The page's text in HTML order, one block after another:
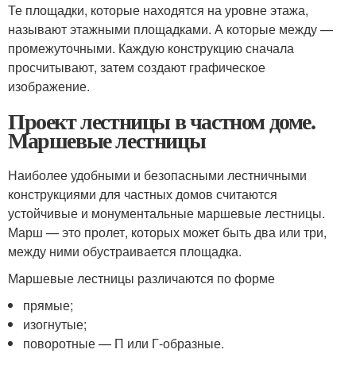
Те площадки, которые находятся на уровне этажа,
называют этажными площадками. А которые между —
промежуточными. Каждую конструкцию сначала
просчитывают, затем создают графическое
изображение.
Проект лестницы в частном доме.
Маршевые лестницы
Наиболее удобными и безопасными лестничными
конструкциями для частных домов считаются
устойчивые и монументальные маршевые лестницы.
Марш — это пролет, которых может быть два или три,
между ними обустраивается площадка.
Маршевые лестницы различаются по форме
прямые;
изогнутые;
поворотные — П или Г-образные.